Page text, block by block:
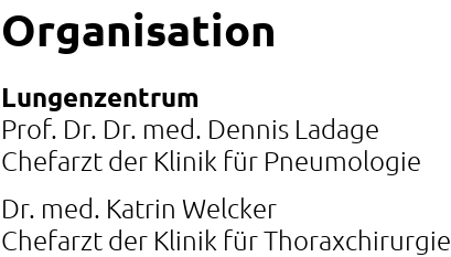
Organisation
Lungenzentrum
Prof. Dr. Dr. med. Dennis Ladage
Chefarzt der Klinik für Pneumologie
Dr. med. Katrin Welcker
Chefarzt der Klinik für Thoraxchirurgie